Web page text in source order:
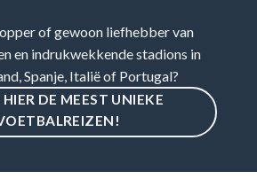
of gewoon liefhebber van
en indrukwekkende stadions in
Spanje, Italië of Portugal?
DE MEEST UNIEKE